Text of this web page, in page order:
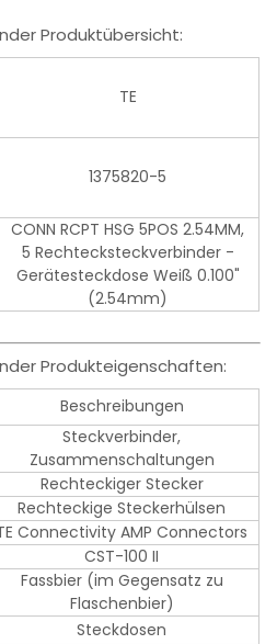
Produktübersicht:
TE
1375820-5
CONN RCPT HSG 5POS 2.54MM,
5 Rechtecksteckverbinder -
Gerätesteckdose Weiß 0.100"
(2.54mm)
Produkteigenschaften:
Beschreibungen
Steckverbinder,
Zusammenschaltungen
Rechteckiger Stecker
Rechteckige Steckerhülsen
Connectivity AMP Connectors
CST-100 II
Fassbier (im Gegensatz zu
Flaschenbier)
Steckdosen